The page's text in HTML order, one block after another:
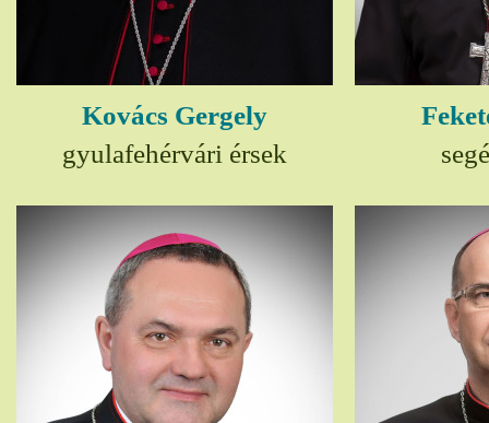
Kovács Gergely
gyulafehérvári érsek